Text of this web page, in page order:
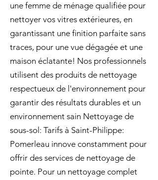
une femme de ménage qualifiée pour
nettoyer vos vitres extérieures, en
garantissant une finition parfaite sans
traces, pour une vue dégagée et une
maison éclatante! Nos professionnels
utilisent des produits de nettoyage
respectueux de l'environnement pour
garantir des résultats durables et un
environnement sain Nettoyage de
sous-sol: Tarifs à Saint-Philippe:
Pomerleau innove constamment pour
offrir des services de nettoyage de
pointe. Pour un nettoyage complet